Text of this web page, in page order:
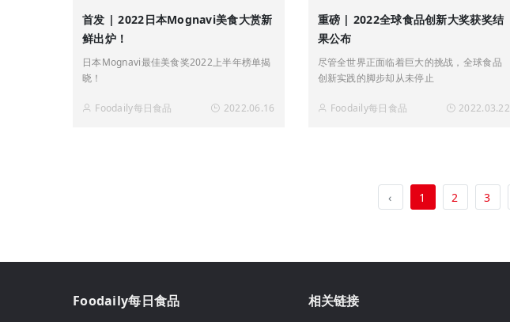
首发 | 2022日本Mognavi美食大赏新
鲜出炉！
日本Mognavi最佳美食奖2022上半年榜单揭
晓！
Foodaily每日食品 2022.06.16
重磅 | 2022全球食品创新大奖获奖结
果公布
尽管全世界正面临着巨大的挑战，全球食品
创新实践的脚步却从未停止
Foodaily每日食品 2022.03.22
‹ 1 2 3
Foodaily每日食品 相关链接